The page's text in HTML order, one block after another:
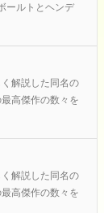
ールトとヘンデ
解説した同名の
高傑作の数々を
解説した同名の
高傑作の数々を